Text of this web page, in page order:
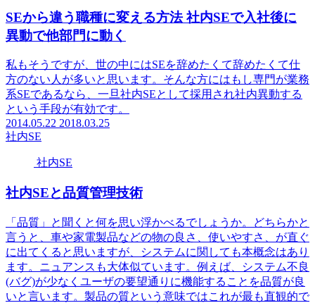
SEから違う職種に変える方法 社内SEで入社後に
異動で他部門に動く
私もそうですが、世の中にはSEを辞めたくて辞めたくて仕
方のない人が多いと思います。そんな方にはもし専門が業務
系SEであるなら、一旦社内SEとして採用され社内異動する
という手段が有効です。
2014.05.22 2018.03.25
社内SE
社内SE
社内SEと品質管理技術
「品質」と聞くと何を思い浮かべるでしょうか。どちらかと
言うと、車や家電製品などの物の良さ、使いやすさ、が直ぐ
に出てくると思いますが、システムに関しても本概念はあり
ます。ニュアンスも大体似ています。例えば、システム不良
(バグ)が少なくユーザの要望通りに機能することを品質が良
いと言います。製品の質という意味ではこれが最も直観的で